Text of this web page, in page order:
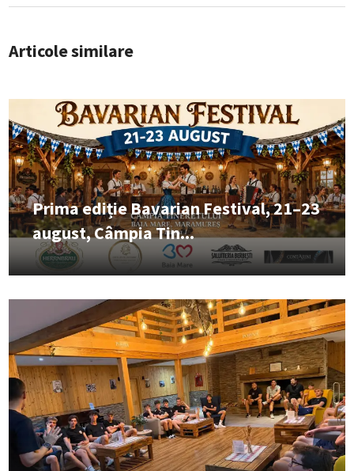
Articole similare
Prima ediție Bavarian Festival, 21–23
august, Câmpia Tin...